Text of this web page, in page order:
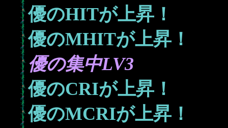
優のHITが上昇！
優のMHITが上昇！
優の集中LV3
優のCRIが上昇！
優のMCRIが上昇！